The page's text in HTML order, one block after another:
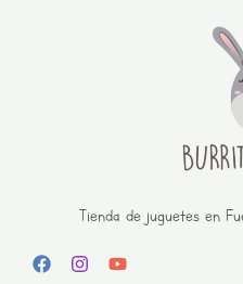
Tienda de juguetes en